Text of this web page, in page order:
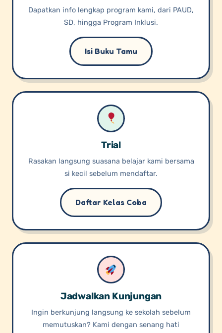
Dapatkan info lengkap program kami, dari PAUD,
SD, hingga Program Inklusi.
Isi Buku Tamu
Trial
Rasakan langsung suasana belajar kami bersama
si kecil sebelum mendaftar.
Daftar Kelas Coba
Jadwalkan Kunjungan
Ingin berkunjung langsung ke sekolah sebelum
memutuskan? Kami dengan senang hati